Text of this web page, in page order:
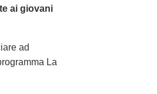
ai giovani
ad
La